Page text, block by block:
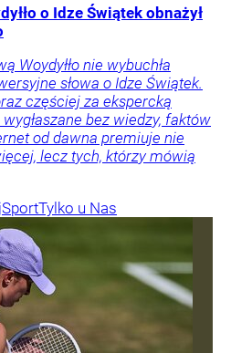
o Idze Świątek obnażył
Woydyłło nie wybuchła
słowa o Idze Świątek.
częściej za ekspercką
bez wiedzy, faktów
od dawna premiuje nie
lecz tych, którzy mówią
SportTylko u Nas